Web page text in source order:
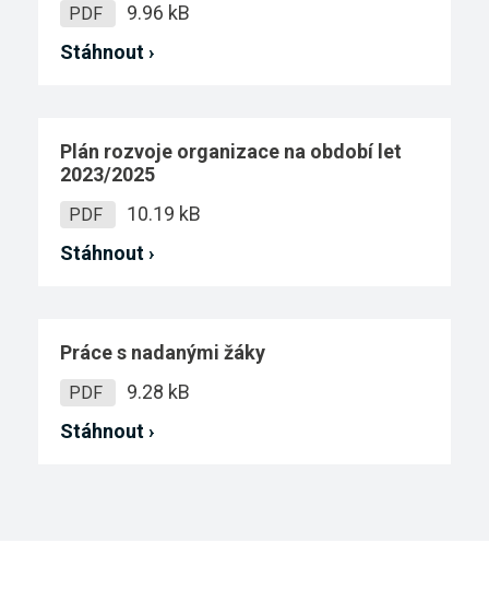
PDF
9.96 kB
Stáhnout ›
Plán rozvoje organizace na období let
2023/2025
PDF
10.19 kB
Stáhnout ›
Práce s nadanými žáky
PDF
9.28 kB
Stáhnout ›